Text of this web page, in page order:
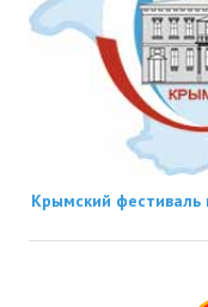
Крымский фестиваль